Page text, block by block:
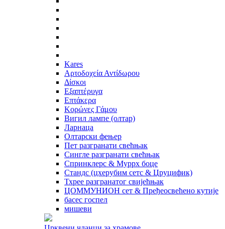
Kares
Αρτοδοχεία Αντίδωρου
Δίσκοι
Εξαπτέρυγα
Επτάκερα
Κορώνες Γάμου
Вигил лампе (олтар)
Ларнаца
Олтарски фењер
Пет разгранати свећњак
Сингле разгранати свећњак
Спринклерс & Муррх боце
Стандс (цхерубим сетс & Цруцифик)
Тхрее разгранатог свијећњак
ЦОММУНИОН сет & Пређеосвећено кутије
басес госпел
мишеви